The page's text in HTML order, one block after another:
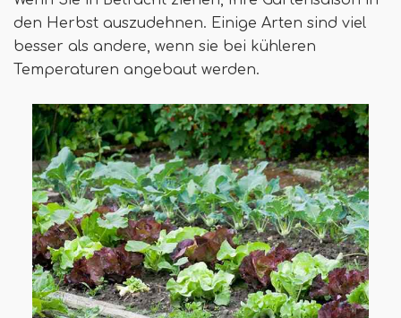
den Herbst auszudehnen. Einige Arten sind viel
besser als andere, wenn sie bei kühleren
Temperaturen angebaut werden.